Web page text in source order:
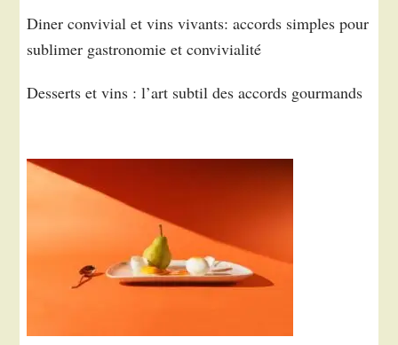
Diner convivial et vins vivants: accords simples pour
sublimer gastronomie et convivialité
Desserts et vins : l’art subtil des accords gourmands